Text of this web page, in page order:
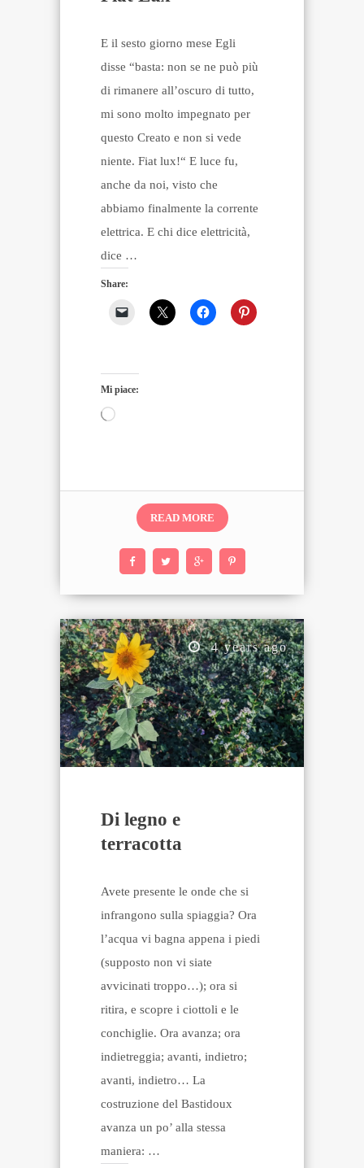
E il sesto giorno mese Egli
disse “basta: non se ne può più
di rimanere all’oscuro di tutto,
mi sono molto impegnato per
questo Creato e non si vede
niente. Fiat lux!“ E luce fu,
anche da noi, visto che
abbiamo finalmente la corrente
elettrica. E chi dice elettricità,
dice …
Share:
Mi piace:
Caricamento
READ MORE
4 years ago
Di legno e
terracotta
Avete presente le onde che si
infrangono sulla spiaggia? Ora
l’acqua vi bagna appena i piedi
(supposto non vi siate
avvicinati troppo…); ora si
ritira, e scopre i ciottoli e le
conchiglie. Ora avanza; ora
indietreggia; avanti, indietro;
avanti, indietro… La
costruzione del Bastidoux
avanza un po’ alla stessa
maniera: …